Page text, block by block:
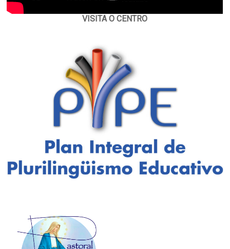
VISITA O CENTRO